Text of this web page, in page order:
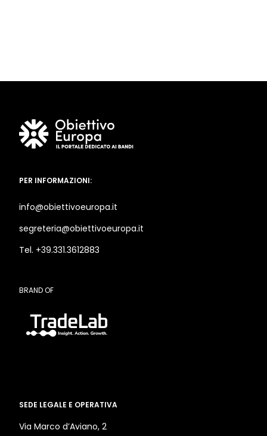
PER INFORMAZIONI:
info@obiettivoeuropa.it
segreteria@obiettivoeuropa.it
Tel. +39.331.3612883
BRAND OF
SEDE LEGALE E OPERATIVA
Via Marco d’Aviano, 2